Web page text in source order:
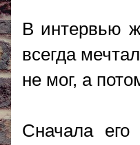
В интервью
всегда
не мог, а
Сначала